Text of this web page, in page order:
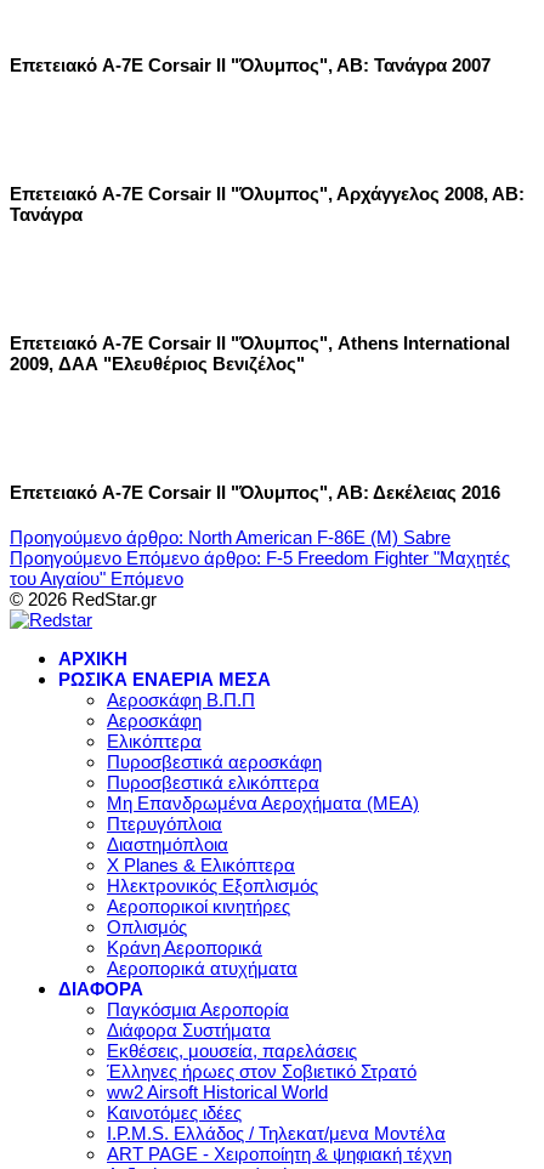
Επετειακό A-7E Corsair II "Όλυμπος", ΑΒ: Τανάγρα 2007
Επετειακό A-7E Corsair II "Όλυμπος", Αρχάγγελος 2008, ΑΒ:
Τανάγρα
Επετειακό A-7E Corsair II "Όλυμπος", Athens International
2009, ΔΑΑ "Ελευθέριος Βενιζέλος"
Επετειακό A-7E Corsair II "Όλυμπος", ΑΒ: Δεκέλειας 2016
Προηγούμενο άρθρο: North American F-86E (M) Sabre
Προηγούμενο Επόμενο άρθρο: F-5 Freedom Fighter "Μαχητές
του Αιγαίου" Επόμενο
© 2026 RedStar.gr
ΑΡΧΙΚΗ
ΡΩΣΙΚΑ ΕΝΑΕΡΙΑ ΜΕΣΑ
Αεροσκάφη Β.Π.Π
Αεροσκάφη
Ελικόπτερα
Πυροσβεστικά αεροσκάφη
Πυροσβεστικά ελικόπτερα
Μη Επανδρωμένα Αεροχήματα (ΜΕΑ)
Πτερυγόπλοια
Διαστημόπλοια
X Planes & Ελικόπτερα
Ηλεκτρονικός Εξοπλισμός
Αεροπορικοί κινητήρες
Οπλισμός
Κράνη Αεροπορικά
Αεροπορικά ατυχήματα
ΔΙΑΦΟΡΑ
Παγκόσμια Αεροπορία
Διάφορα Συστήματα
Εκθέσεις, μουσεία, παρελάσεις
Έλληνες ήρωες στον Σοβιετικό Στρατό
ww2 Airsoft Historical World
Καινοτόμες ιδέες
I.P.M.S. Ελλάδος / Τηλεκατ/μενα Μοντέλα
ART PAGE - Χειροποίητη & ψηφιακή τέχνη